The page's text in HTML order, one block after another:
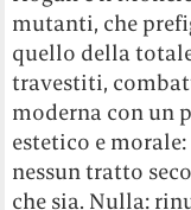
mutanti, che
quello della
travestiti,
moderna con un
estetico e
nessun tratto
che sia. Nulla: